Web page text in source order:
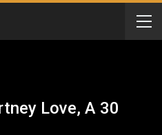
Love, A 30